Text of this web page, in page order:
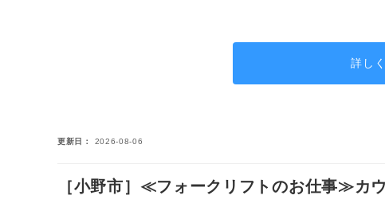
詳し
更新日 2026-08-06
［小野市］≪フォークリフトのお仕事≫